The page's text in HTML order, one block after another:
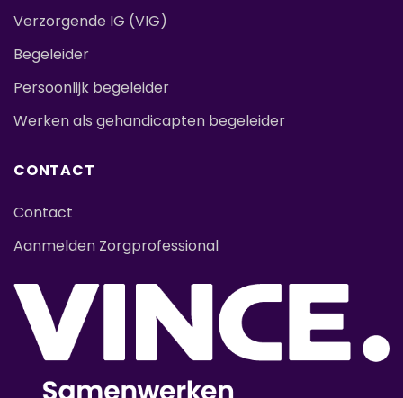
Verzorgende IG (VIG)
Begeleider
Persoonlijk begeleider
Werken als gehandicapten begeleider
CONTACT
Contact
Aanmelden Zorgprofessional